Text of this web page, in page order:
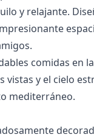
y relajante.
comidas en
y el cielo
mediterráneo.